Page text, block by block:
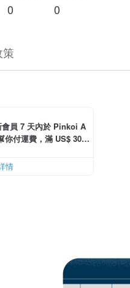
0 0
會員 7 天內於 Pinkoi A
付運費，滿 US$ 30.0
情